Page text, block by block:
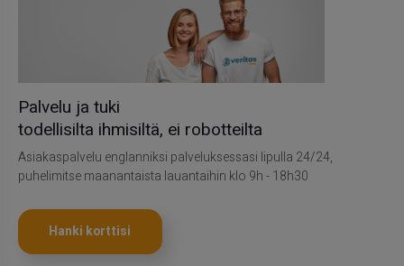
Palvelu ja tuki
todellisilta ihmisiltä, ei robotteilta
Asiakaspalvelu englanniksi palveluksessasi lipulla 24/24,
puhelimitse maanantaista lauantaihin klo 9h - 18h30
Hanki korttisi